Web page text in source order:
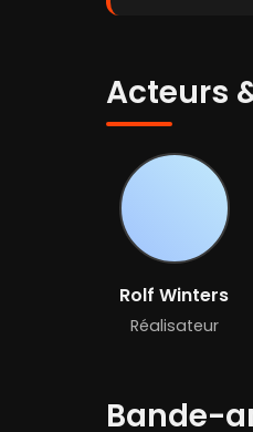
Acteurs
Rolf Winters
Réalisateur
Bande-